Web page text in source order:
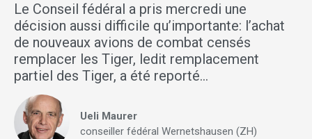
Le Conseil fédéral a pris mercredi une
décision aussi difficile qu’importante: l’achat
de nouveaux avions de combat censés
remplacer les Tiger, ledit remplacement
partiel des Tiger, a été reporté…
Ueli Maurer
conseiller fédéral Wernetshausen (ZH)